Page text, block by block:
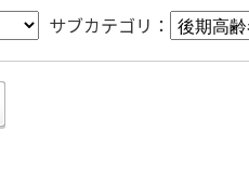
サブカテゴリ：